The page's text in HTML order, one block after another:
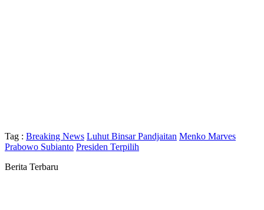
Tag : Breaking News Luhut Binsar Pandjaitan Menko Marves
Prabowo Subianto Presiden Terpilih
Berita Terbaru